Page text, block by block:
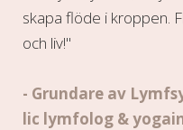
skapa flöde i kroppen.
och liv!"
- Grundare av
lic lymfolog &